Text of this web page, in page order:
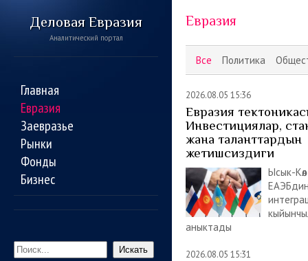
Деловая Евразия
Аналитический портал
Главная
Евразия
Заевразье
Рынки
Фонды
Бизнес
Искать
Все Политика
Евразия
2026.08.05 15:36
Евразия
Инвестициялар,
жана таланттардын
жетишсиздиги
Ысык-
аныктады
2026.08.05 15:31